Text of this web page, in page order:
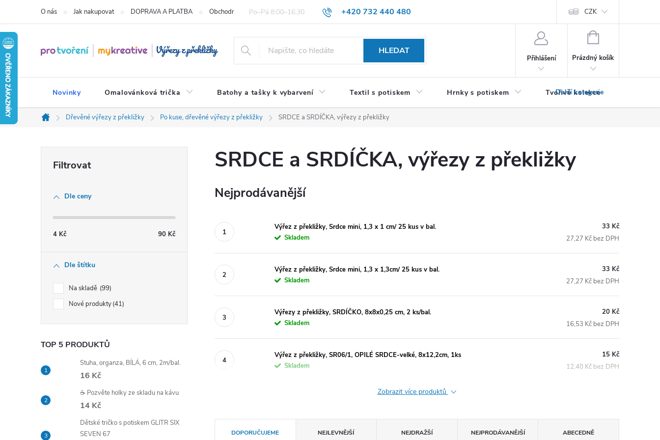
obsah
+420 732 440 480
O nás Jak nakupovat DOPRAVA A PLATBA Obchodní podmínky pro spotřebitele VŠEOBECNÉ OBCHODNÍ PODMÍNKY PRO PODNIKATELE (B2B) Podmínky ochrany osobních údajů
CZK
HLEDAT
Přihlášení
NÁKUPNÍ
Prázdný košík
Novinky Omalovánková trička Batohy a tašky k vybarvení Textil s potiskem Hrnky s potiskem Tvořivé kolekce
Domů
Dřevěné výřezy z překližky Po kuse, dřevěné výřezy z překližky SRDCE a SRDÍČKA, výřezy z překližky
n
í
p
a
n
Dle ceny
4 Kč 90 Kč
Dle štítku
Na skladě 99
Nové produkty 41
TOP 5 PRODUKTŮ
Stuha, organza, BÍLÁ, 6 cm, 2m/bal.
16 Kč
☕ Pozvěte holky ze skladu na kávu
14 Kč
Dětské tričko s potiskem GLITR SIX
SEVEN 67
SRDCE a SRDÍČKA, výřezy z překližky
Nejprodávanější
Výřez z překližky, Srdce mini, 1,3 x 1 cm/ 25 kus v bal.
Skladem
33 Kč
27,27 Kč bez DPH
Výřez z překližky, Srdce mini, 1,3 x 1,3cm/ 25 kus v bal.
Skladem
33 Kč
27,27 Kč bez DPH
Výřezy z překližky, SRDÍČKO, 8x8x0,25 cm, 2 ks/bal.
Skladem
20 Kč
16,53 Kč bez DPH
Výřez z překližky, SR06/1, OPILÉ SRDCE-velké, 8x12,2cm, 1ks
Skladem
15 Kč
12,40 Kč bez DPH
Zobrazit více produktů
DOPORUČUJEME NEJLEVNĚJŠÍ NEJDRAŽŠÍ NEJPRODÁVANĚJŠÍ ABECEDNĚ